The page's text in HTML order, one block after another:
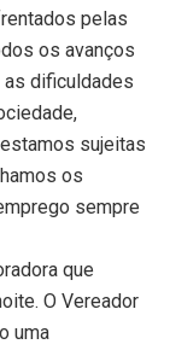
pelas
os avanços
dificuldades
sujeitas
os
sempre
que
O Vereador
uma